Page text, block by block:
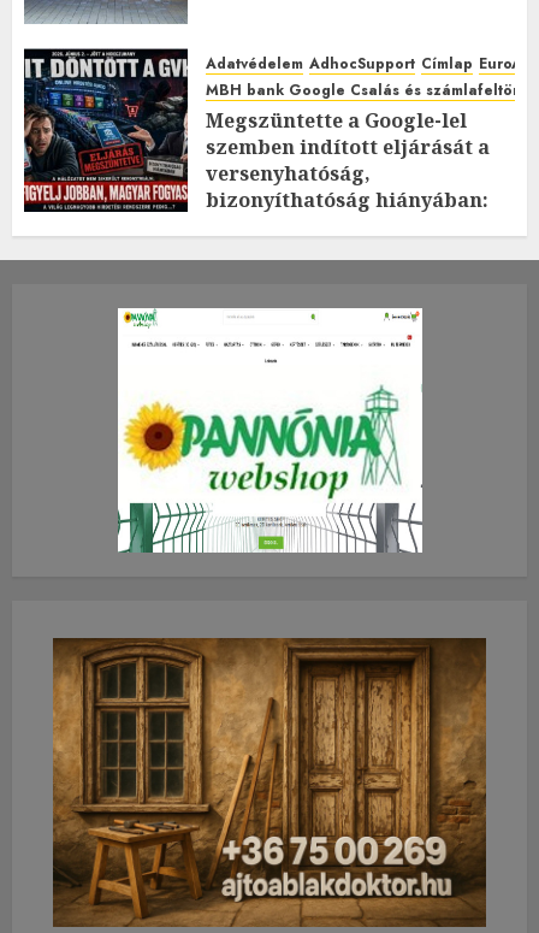
Adatvédelem AdhocSupport Címlap
MBH bank Google Csalás és
Megszüntette a Google-lel
szemben indított eljárását a
versenyhatóság,
bizonyíthatóság hiányában:
2026.JÚLIUS.23. CSÜTÖRTÖK.
0